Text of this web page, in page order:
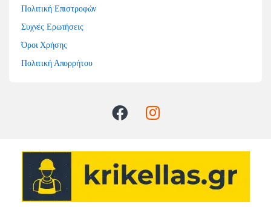
Πολιτική Επιστροφών
Συχνές Ερωτήσεις
Όροι Χρήσης
Πολιτική Απορρήτου